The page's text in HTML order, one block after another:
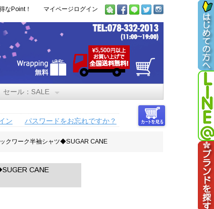
なPoint！ マイページログイン
セール：SALE
ン パスワードをお忘れですか？
クワーク半袖シャツ◆SUGAR CANE
CANE